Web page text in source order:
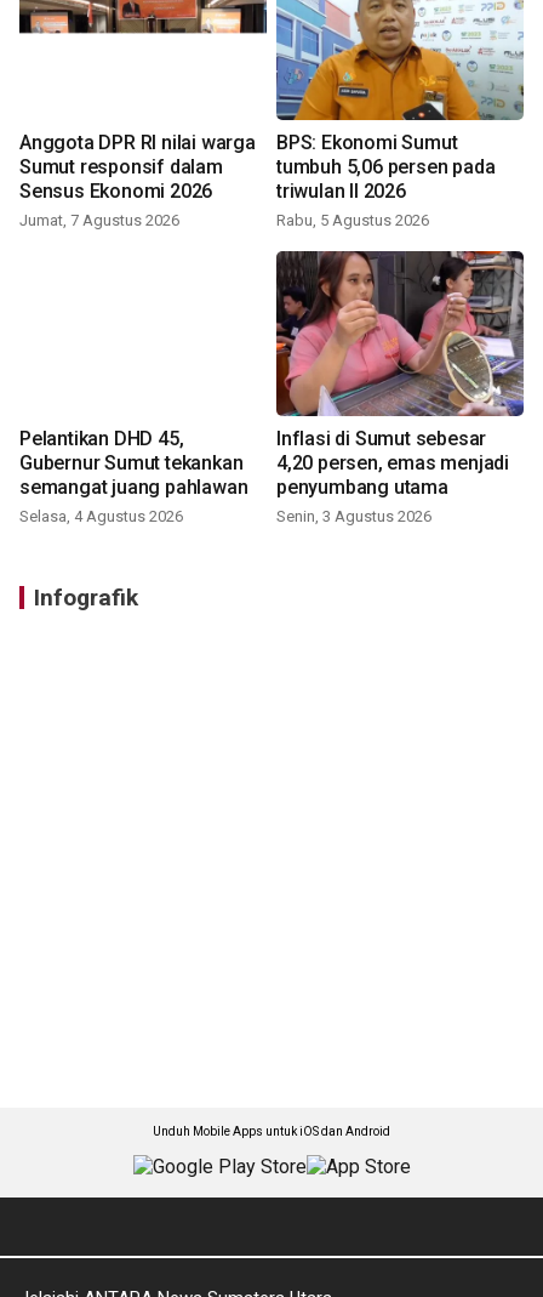
Anggota DPR RI nilai warga
Sumut responsif dalam
Sensus Ekonomi 2026
Jumat, 7 Agustus 2026
BPS: Ekonomi Sumut
tumbuh 5,06 persen pada
triwulan II 2026
Rabu, 5 Agustus 2026
Pelantikan DHD 45,
Gubernur Sumut tekankan
semangat juang pahlawan
Selasa, 4 Agustus 2026
Inflasi di Sumut sebesar
4,20 persen, emas menjadi
penyumbang utama
Senin, 3 Agustus 2026
Infografik
Unduh Mobile Apps untuk iOS dan Android